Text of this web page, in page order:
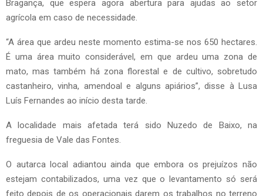
Bragança, que espera agora abertura para ajudas ao setor
agrícola em caso de necessidade.
“A área que ardeu neste momento estima-se nos 650 hectares.
É uma área muito considerável, em que ardeu uma zona de
mato, mas também há zona florestal e de cultivo, sobretudo
castanheiro, vinha, amendoal e alguns apiários”, disse à Lusa
Luís Fernandes ao início desta tarde.
A localidade mais afetada terá sido Nuzedo de Baixo, na
freguesia de Vale das Fontes.
O autarca local adiantou ainda que embora os prejuízos não
estejam contabilizados, uma vez que o levantamento só será
feito depois de os operacionais darem os trabalhos no terreno